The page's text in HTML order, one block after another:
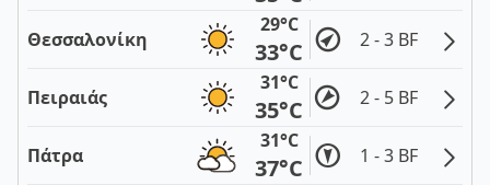
Θεσσαλονίκη
29°C
33°C 2 - 3 BF
Πειραιάς
31°C
35°C 2 - 5 BF
Πάτρα
31°C
37°C 1 - 3 BF